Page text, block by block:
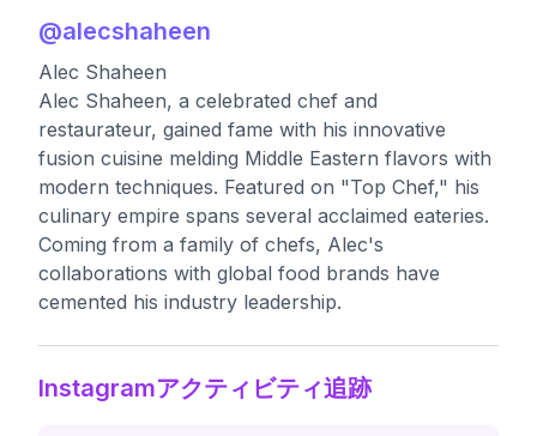
@alecshaheen
Alec Shaheen
Alec Shaheen, a celebrated chef and
restaurateur, gained fame with his innovative
fusion cuisine melding Middle Eastern flavors with
modern techniques. Featured on "Top Chef," his
culinary empire spans several acclaimed eateries.
Coming from a family of chefs, Alec's
collaborations with global food brands have
cemented his industry leadership.
Instagramアクティビティ追跡